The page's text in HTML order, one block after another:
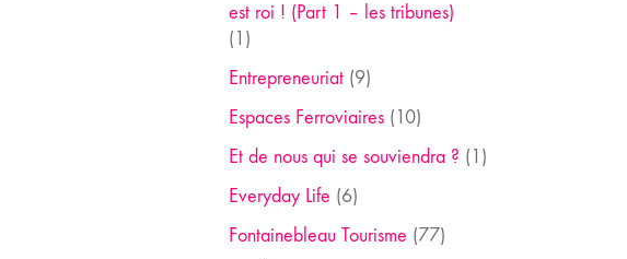
est roi ! (Part 1 – les tribunes)
(1)
Entrepreneuriat(9)
Espaces Ferroviaires(10)
Et de nous qui se souviendra ? (1)
Everyday Life (6)
Fontainebleau Tourisme (77)